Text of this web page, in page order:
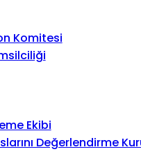
Komitesi
Ekibi
Değerlendirme